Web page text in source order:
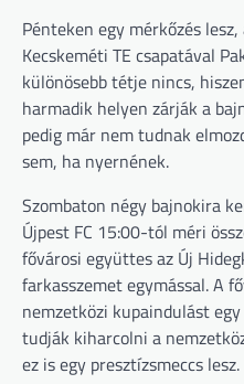
Pénteken egy mérkőzés lesz,
Kecskeméti TE csapatával
különösebb tétje nincs,
harmadik helyen zárják a
pedig már nem tudnak
sem, ha nyernének.
Szombaton négy bajnokira
Újpest FC 15:00-tól méri
fővárosi együttes az Új
farkasszemet egymással. A
nemzetközi kupaindulást
tudják kiharcolni a
ez is egy presztízsmeccs lesz.